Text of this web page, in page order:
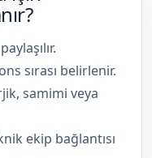
sırası belirlenir.
samimi veya
ekip bağlantısı